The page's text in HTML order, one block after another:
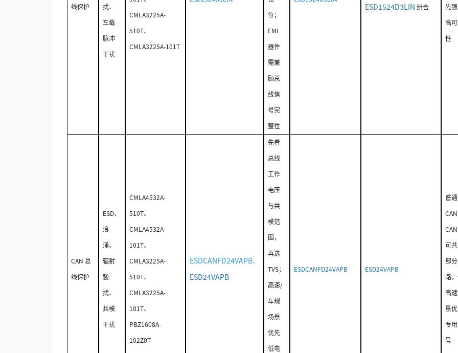
线保护
扰、
车载
脉冲
干扰
CMLA3225A-
510T、
CMLA3225A-101T
位；
EMI
器件
需兼
顾总
线信
号完
整性
ESD1524D3LIN 组合
先
高
性
CAN 总
线保护
ESD、
浪
涌、
辐射
骚
扰、
共模
干扰
CMLA4532A-
510T、
CMLA4532A-
101T、
CMLA3225A-
510T、
CMLA3225A-
101T、
PBZ1608A-
102Z0T
ESDCANFD24VAPB、
ESD24VAPB
先看
总线
工作
电压
与共
模范
围，
再选
TVS；
高速/
车规
场景
优先
低电
ESDCANFD24VAPB ESD24VAPB
普通
可
部
路
高
景
专
号